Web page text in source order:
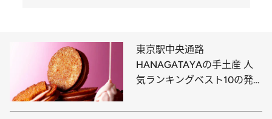
東京駅中央通路
HANAGATAYAの手土産 人
気ランキングベスト10の発